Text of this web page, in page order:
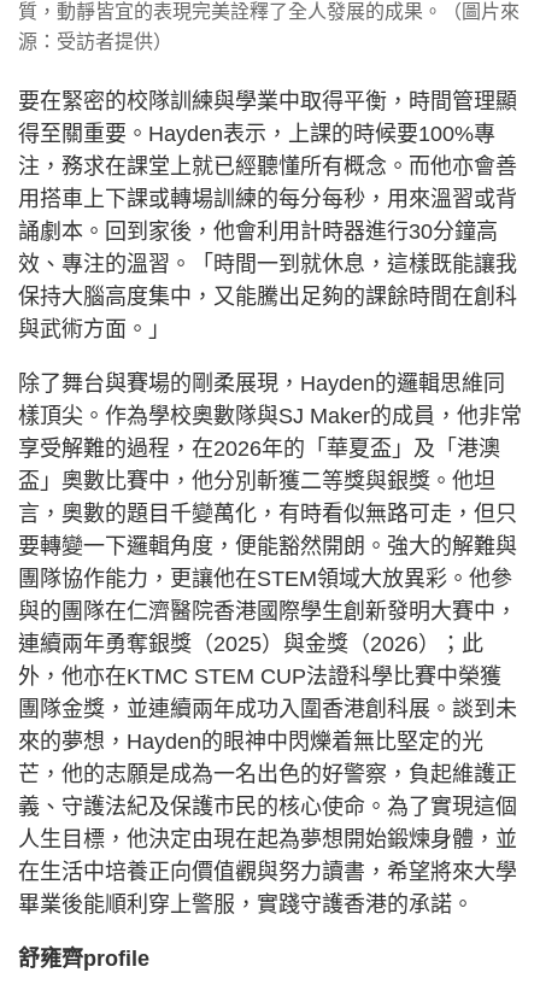
質，動靜皆宜的表現完美詮釋了全人發展的成果。（圖片來
源：受訪者提供）
要在緊密的校隊訓練與學業中取得平衡，時間管理顯
得至關重要。Hayden表示，上課的時候要100%專
注，務求在課堂上就已經聽懂所有概念。而他亦會善
用搭車上下課或轉場訓練的每分每秒，用來溫習或背
誦劇本。回到家後，他會利用計時器進行30分鐘高
效、專注的溫習。「時間一到就休息，這樣既能讓我
保持大腦高度集中，又能騰出足夠的課餘時間在創科
與武術方面。」
除了舞台與賽場的剛柔展現，Hayden的邏輯思維同
樣頂尖。作為學校奧數隊與SJ Maker的成員，他非常
享受解難的過程，在2026年的「華夏盃」及「港澳
盃」奧數比賽中，他分別斬獲二等獎與銀獎。他坦
言，奧數的題目千變萬化，有時看似無路可走，但只
要轉變一下邏輯角度，便能豁然開朗。強大的解難與
團隊協作能力，更讓他在STEM領域大放異彩。他參
與的團隊在仁濟醫院香港國際學生創新發明大賽中，
連續兩年勇奪銀獎（2025）與金獎（2026）；此
外，他亦在KTMC STEM CUP法證科學比賽中榮獲
團隊金獎，並連續兩年成功入圍香港創科展。談到未
來的夢想，Hayden的眼神中閃爍着無比堅定的光
芒，他的志願是成為一名出色的好警察，負起維護正
義、守護法紀及保護市民的核心使命。為了實現這個
人生目標，他決定由現在起為夢想開始鍛煉身體，並
在生活中培養正向價值觀與努力讀書，希望將來大學
畢業後能順利穿上警服，實踐守護香港的承諾。
舒雍齊profile